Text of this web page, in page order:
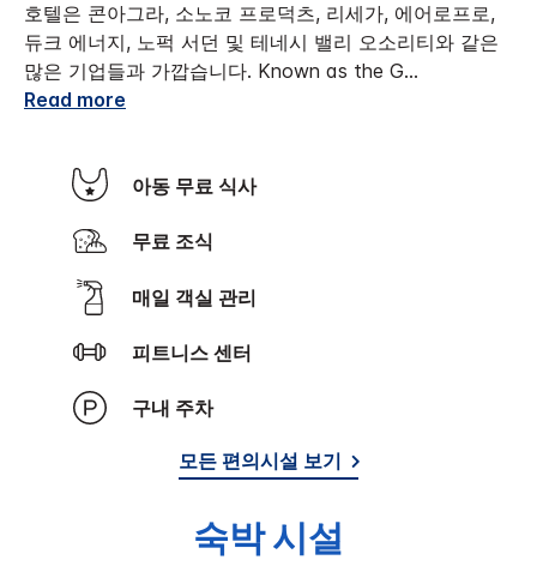
호텔은 콘아그라, 소노코 프로덕츠, 리세가, 에어로프로,
듀크 에너지, 노퍽 서던 및 테네시 밸리 오소리티와 같은
많은 기업들과 가깝습니다. Known as the G...
Read more
아동 무료 식사
무료 조식
매일 객실 관리
피트니스 센터
구내 주차
모든 편의시설 보기
숙박 시설